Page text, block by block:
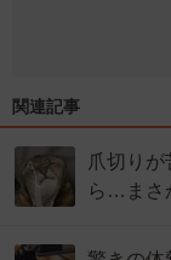
関連記事
爪切り
ら…まさ